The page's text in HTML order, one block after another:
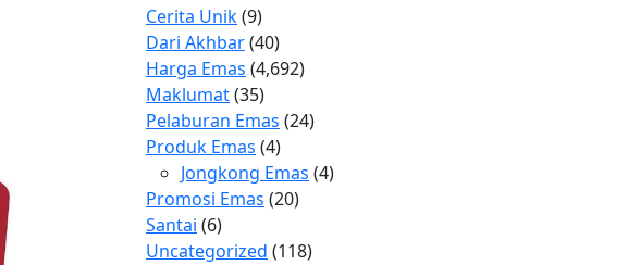
Cerita Unik(9)
Dari Akhbar(40)
Harga Emas (4,692)
Maklumat(35)
Pelaburan Emas (24)
Produk Emas (4)
Jongkong Emas (4)
Promosi Emas (20)
Santai (6)
Uncategorized (118)